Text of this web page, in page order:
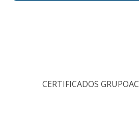
CERTIFICADOS